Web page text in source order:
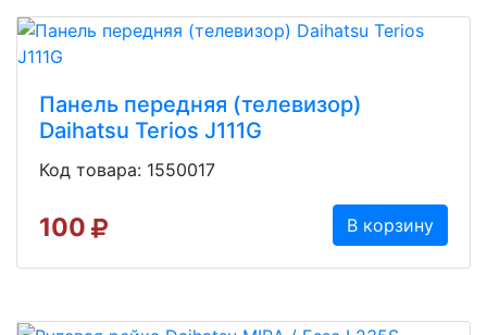
Панель передняя (телевизор)
Daihatsu Terios J111G
Код товара: 1550017
100 В корзину